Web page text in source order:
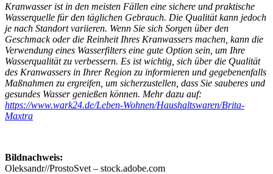
Kranwasser ist in den meisten Fällen eine sichere und praktische
Wasserquelle für den täglichen Gebrauch. Die Qualität kann jedoch
je nach Standort variieren. Wenn Sie sich Sorgen über den
Geschmack oder die Reinheit Ihres Kranwassers machen, kann die
Verwendung eines Wasserfilters eine gute Option sein, um Ihre
Wasserqualität zu verbessern. Es ist wichtig, sich über die Qualität
des Kranwassers in Ihrer Region zu informieren und gegebenenfalls
Maßnahmen zu ergreifen, um sicherzustellen, dass Sie sauberes und
gesundes Wasser genießen können. Mehr dazu auf:
https://www.wark24.de/Leben-Wohnen/Haushaltswaren/Brita-
Maxtra
Bildnachweis:
Oleksandr//ProstoSvet – stock.adobe.com